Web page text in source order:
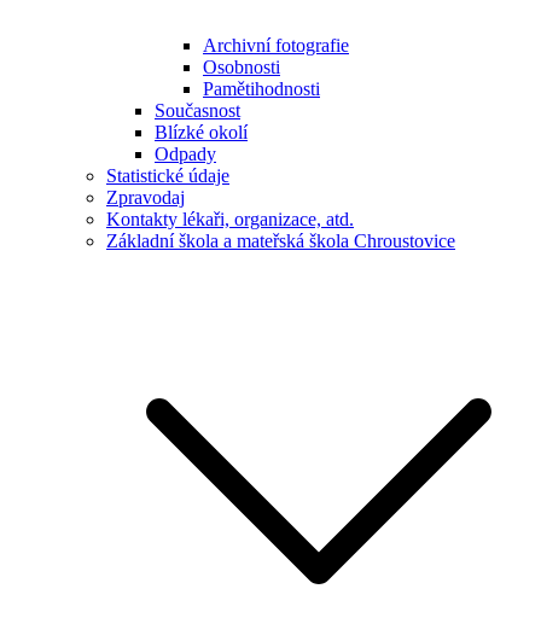
Archivní fotografie
Osobnosti
Pamětihodnosti
Současnost
Blízké okolí
Odpady
Statistické údaje
Zpravodaj
Kontakty lékaři, organizace, atd.
Základní škola a mateřská škola Chroustovice